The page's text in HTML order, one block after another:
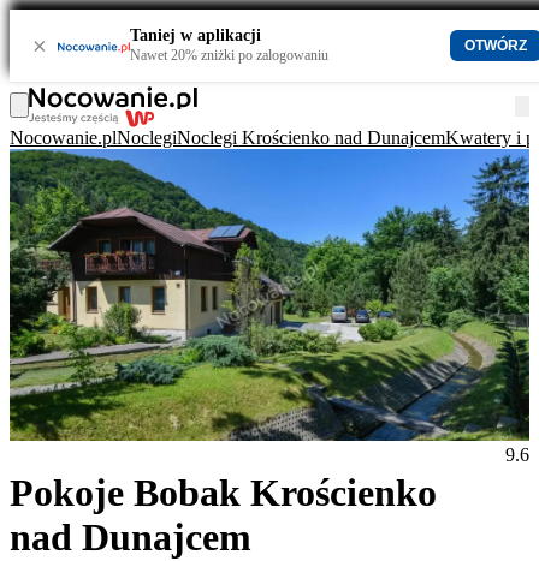
× Taniej w aplikacji
Nawet 20% zniżki po zalogowaniu
OTWÓRZ
Nocowanie.plNoclegiNoclegi Krościenko nad DunajcemKwatery i
Pokoje Bobak Krościenko
nad Dunajcem
9.6